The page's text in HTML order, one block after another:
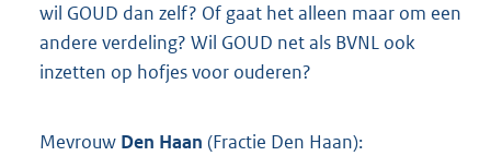
wil GOUD dan zelf? Of gaat het alleen maar om een
andere verdeling? Wil GOUD net als BVNL ook
inzetten op hofjes voor ouderen?
Mevrouw Den Haan (Fractie Den Haan):